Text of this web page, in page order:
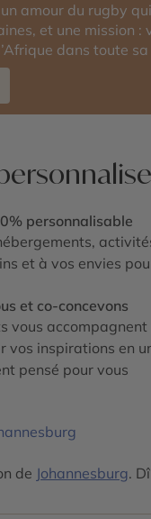
amour du rugby
et une mission :
dans toute
personnalisable
et à vos envies
et co-concevons
vous accompagnent
vos inspirations en
pensé pour vous
de Johannesburg.